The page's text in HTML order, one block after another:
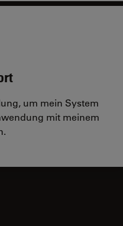
um mein System
mit meinem